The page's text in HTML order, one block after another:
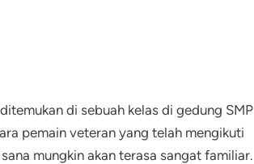
di sebuah kelas di gedung SMP
pemain veteran yang telah mengikuti
mungkin akan terasa sangat familiar.